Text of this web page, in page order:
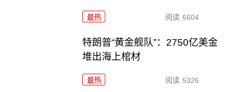
最热 阅读 6604
特朗普“黄金舰队”：2750亿美金
堆出海上棺材
最热 阅读 5326